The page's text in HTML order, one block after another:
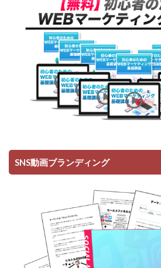
SNS動画ブランディング